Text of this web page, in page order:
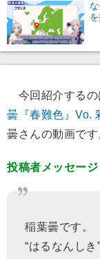
今回紹介するの
曇『春難色』Vo.
曇さんの動画です
投稿者メッセージ
稲葉曇です。
“はるなんしき